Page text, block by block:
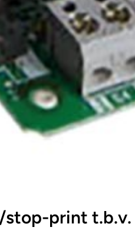
stop-print